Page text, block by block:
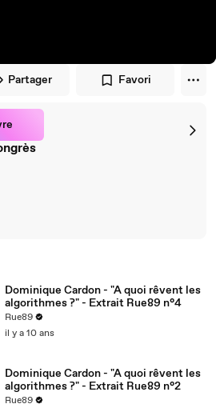
Partager Favori
Dominique Cardon - "A quoi rêvent les
algorithmes ?" - Extrait Rue89 n°4
Rue89
il y a 10 ans
Dominique Cardon - "A quoi rêvent les
algorithmes ?" - Extrait Rue89 n°2
Rue89